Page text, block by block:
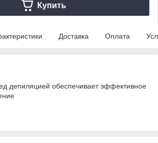
Купить
Доставка Оплата
депиляцией обеспечивает эффективное